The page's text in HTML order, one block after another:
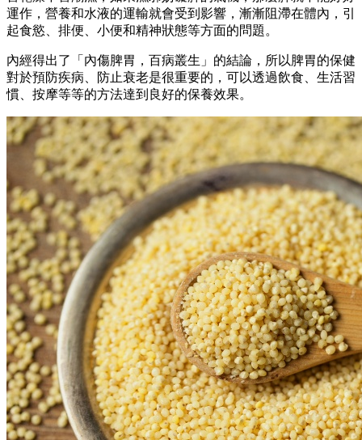
運作，營養和水液的運輸就會受到影響，漸漸阻滯在體內，引
起食慾、排便、小便和精神狀態等方面的問題。
內經得出了「內傷脾胃，百病叢生」的結論，所以脾胃的保健
對於預防疾病、防止衰老是很重要的，可以透過飲食、生活習
慣、按摩等等的方法達到良好的保養效果。